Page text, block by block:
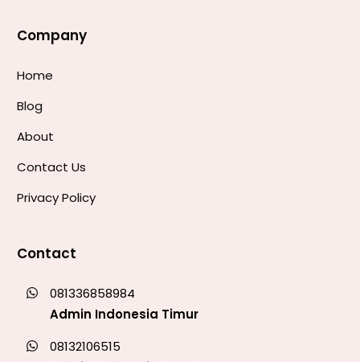
Company
Home
Blog
About
Contact Us
Privacy Policy
Contact
081336858984
Admin Indonesia Timur
08132106515